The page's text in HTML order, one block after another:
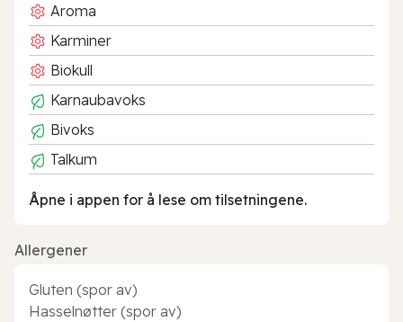
Aroma
Karminer
Biokull
Karnaubavoks
Bivoks
Talkum
Åpne i appen for å lese om tilsetningene.
Allergener
Gluten (spor av)
Hasselnøtter (spor av)